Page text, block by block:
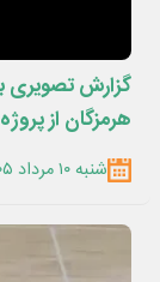
هرمزگان از
شنبه ۱۰ مرداد ۱۴۰۵